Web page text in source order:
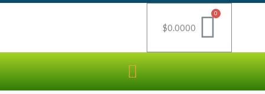
$0.0000